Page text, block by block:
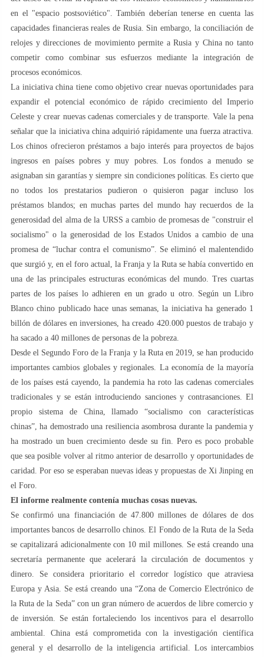
en el "espacio postsoviético". También deberían tenerse en cuenta las
capacidades financieras reales de Rusia. Sin embargo, la conciliación de
relojes y direcciones de movimiento permite a Rusia y China no tanto
competir como combinar sus esfuerzos mediante la integración de
procesos económicos.
La iniciativa china tiene como objetivo crear nuevas oportunidades para
expandir el potencial económico de rápido crecimiento del Imperio
Celeste y crear nuevas cadenas comerciales y de transporte. Vale la pena
señalar que la iniciativa china adquirió rápidamente una fuerza atractiva.
Los chinos ofrecieron préstamos a bajo interés para proyectos de bajos
ingresos en países pobres y muy pobres. Los fondos a menudo se
asignaban sin garantías y siempre sin condiciones políticas. Es cierto que
no todos los prestatarios pudieron o quisieron pagar incluso los
préstamos blandos; en muchas partes del mundo hay recuerdos de la
generosidad del alma de la URSS a cambio de promesas de "construir el
socialismo" o la generosidad de los Estados Unidos a cambio de una
promesa de “luchar contra el comunismo”. Se eliminó el malentendido
que surgió y, en el foro actual, la Franja y la Ruta se había convertido en
una de las principales estructuras económicas del mundo. Tres cuartas
partes de los países lo adhieren en un grado u otro. Según un Libro
Blanco chino publicado hace unas semanas, la iniciativa ha generado 1
billón de dólares en inversiones, ha creado 420.000 puestos de trabajo y
ha sacado a 40 millones de personas de la pobreza.
Desde el Segundo Foro de la Franja y la Ruta en 2019, se han producido
importantes cambios globales y regionales. La economía de la mayoría
de los países está cayendo, la pandemia ha roto las cadenas comerciales
tradicionales y se están introduciendo sanciones y contrasanciones. El
propio sistema de China, llamado “socialismo con características
chinas”, ha demostrado una resiliencia asombrosa durante la pandemia y
ha mostrado un buen crecimiento desde su fin. Pero es poco probable
que sea posible volver al ritmo anterior de desarrollo y oportunidades de
caridad. Por eso se esperaban nuevas ideas y propuestas de Xi Jinping en
el Foro.
El informe realmente contenía muchas cosas nuevas.
Se confirmó una financiación de 47.800 millones de dólares de dos
importantes bancos de desarrollo chinos. El Fondo de la Ruta de la Seda
se capitalizará adicionalmente con 10 mil millones. Se está creando una
secretaría permanente que acelerará la circulación de documentos y
dinero. Se considera prioritario el corredor logístico que atraviesa
Europa y Asia. Se está creando una “Zona de Comercio Electrónico de
la Ruta de la Seda” con un gran número de acuerdos de libre comercio y
de inversión. Se están fortaleciendo los incentivos para el desarrollo
ambiental. China está comprometida con la investigación científica
general y el desarrollo de la inteligencia artificial. Los intercambios